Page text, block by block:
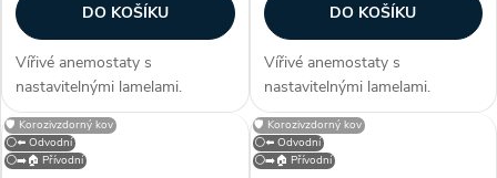
DO KOŠÍKU
Vířivé anemostaty s
nastavitelnými lamelami.
Konstrukce Anemostaty jsou
vyrobeny z galvanizovaného
plechu opatřeného bílou
DO KOŠÍKU
Vířivé anemostaty s
nastavitelnými lamelami.
Konstrukce Anemostaty jsou
vyrobeny z galvanizovaného
plechu opatřeného bílou
⚪⬅️ Odvodní
⚪➡️🏠 Přívodní
🛡️ Korozivzdorný kov
⚪⬅️ Odvodní
⚪➡️🏠 Přívodní
🛡️ Korozivzdorný kov